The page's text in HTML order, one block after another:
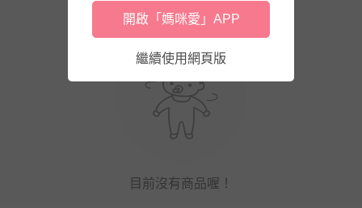
目前沒有商品喔！
開啟「媽咪愛」APP
繼續使用網頁版